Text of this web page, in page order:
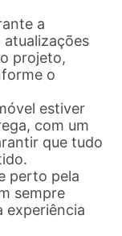
a
projeto,
o
estiver
com um
que tudo
perto pela
sempre
experiência